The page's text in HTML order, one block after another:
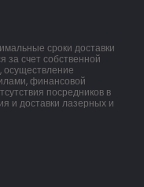
сроки доставки
за счет собственной
осуществление
финансовой
посредников в
и доставки лазерных и